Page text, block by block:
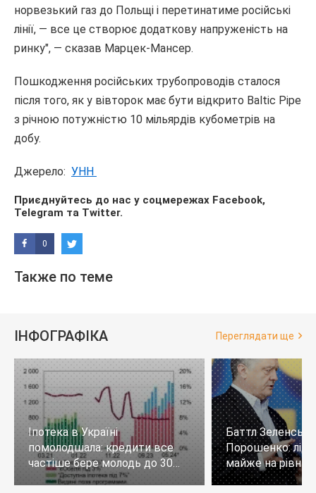
норвезький газ до Польщі і перетинатиме російські
лінії, — все це створює додаткову напруженість на
ринку", — сказав Марцек-Мансер.
Пошкодження російських трубопроводів сталося
після того, як у вівторок має бути відкрито Baltic Pipe
з річною потужністю 10 мільярдів кубометрів на
добу.
Джерело: УНН
Приєднуйтесь до нас у соцмережах Facebook,
Telegram та Twitter.
0
Также по теме
ІНФОГРАФІКА Переглядати ще
Іпотека в Україні
помолодшала: кредити все
частіше бере молодь до 30
років
Баттл
Порошенко:
майже на
тих, хто не